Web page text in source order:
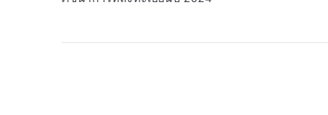
navigation